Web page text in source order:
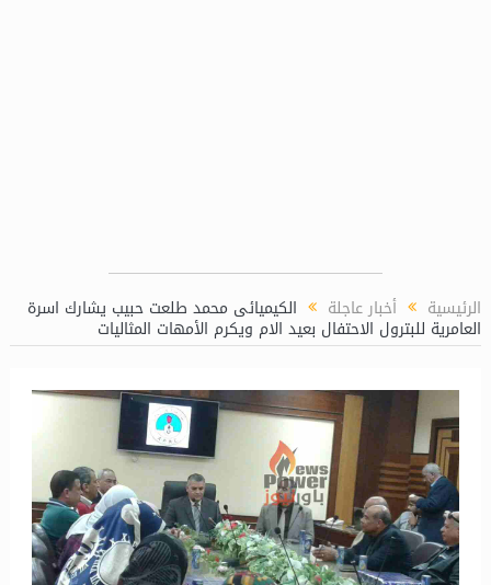
الرئيسية أخبار عاجلة الكيميائى محمد طلعت حبيب يشارك اسرة
العامرية للبترول الاحتفال بعيد الام ويكرم الأمهات المثاليات